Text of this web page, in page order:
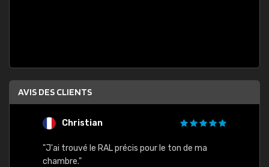
AVIS DES CLIENTS
Christian
"J'ai trouvé le RAL précis pour le ton de ma
chambre."